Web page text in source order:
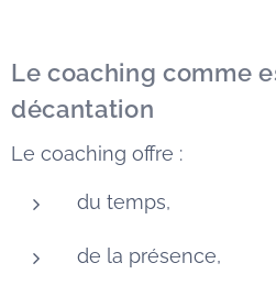
Le coaching comme
décantation
Le coaching offre :
du temps,
de la présence,